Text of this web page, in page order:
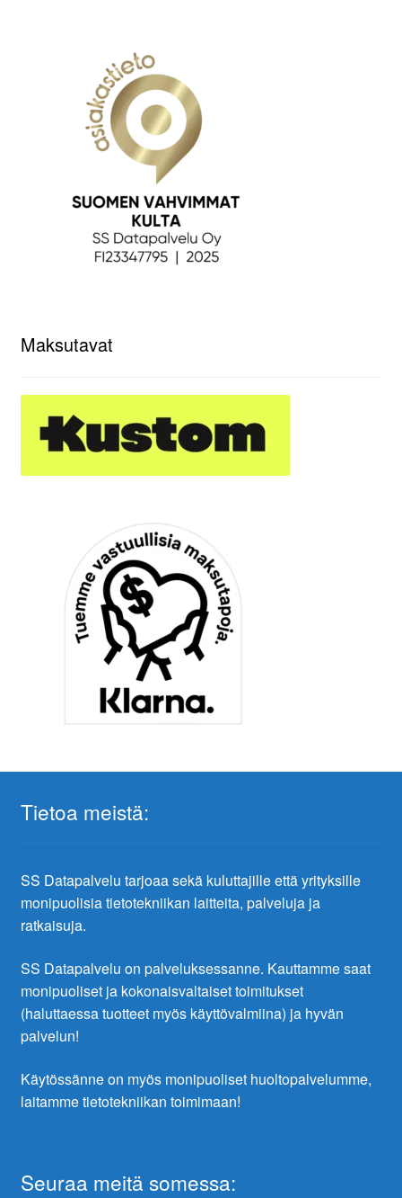
Maksutavat
Tietoa meistä:
SS Datapalvelu tarjoaa sekä kuluttajille että yrityksille
monipuolisia tietotekniikan laitteita, palveluja ja
ratkaisuja.
SS Datapalvelu on palveluksessanne. Kauttamme saat
monipuoliset ja kokonaisvaltaiset toimitukset
(haluttaessa tuotteet myös käyttövalmiina) ja hyvän
palvelun!
Käytössänne on myös monipuoliset huoltopalvelumme,
laitamme tietotekniikan toimimaan!
Seuraa meitä somessa: